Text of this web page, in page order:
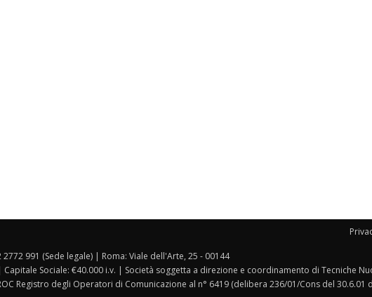
991 (Sede legale) | Roma: Viale dell'Arte, 25 - 00144
Capitale Sociale: €40.000 i.v. | Società soggetta a direzione e coordinamento di Tecniche
Registro degli Operatori di Comunicazione al n° 6419 (delibera 236/01/Cons del 30.6.01